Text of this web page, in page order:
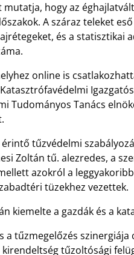
hogy az
A száraz teleket
és a statisztikai
online is
Tudományos Tanács
tűzvédelmi
Zoltán tű. alezredes, a
azokról a
tüzekhez vezettek.
kiemelte a gazdák és a
a tűzmegelőzés
tűzoltósági